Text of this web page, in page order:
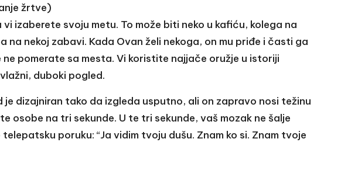
žrtve)
izaberete svoju metu. To može biti neko u kafiću, kolega na
nekoj zabavi. Kada Ovan želi nekoga, on mu priđe i časti ga
ne pomerate sa mesta. Vi koristite najjače oružje u istoriji
duboki pogled.
je dizajniran tako da izgleda usputno, ali on zapravo nosi težinu
osobe na tri sekunde. U te tri sekunde, vaš mozak ne šalje
telepatsku poruku: “Ja vidim tvoju dušu. Znam ko si. Znam tvoje